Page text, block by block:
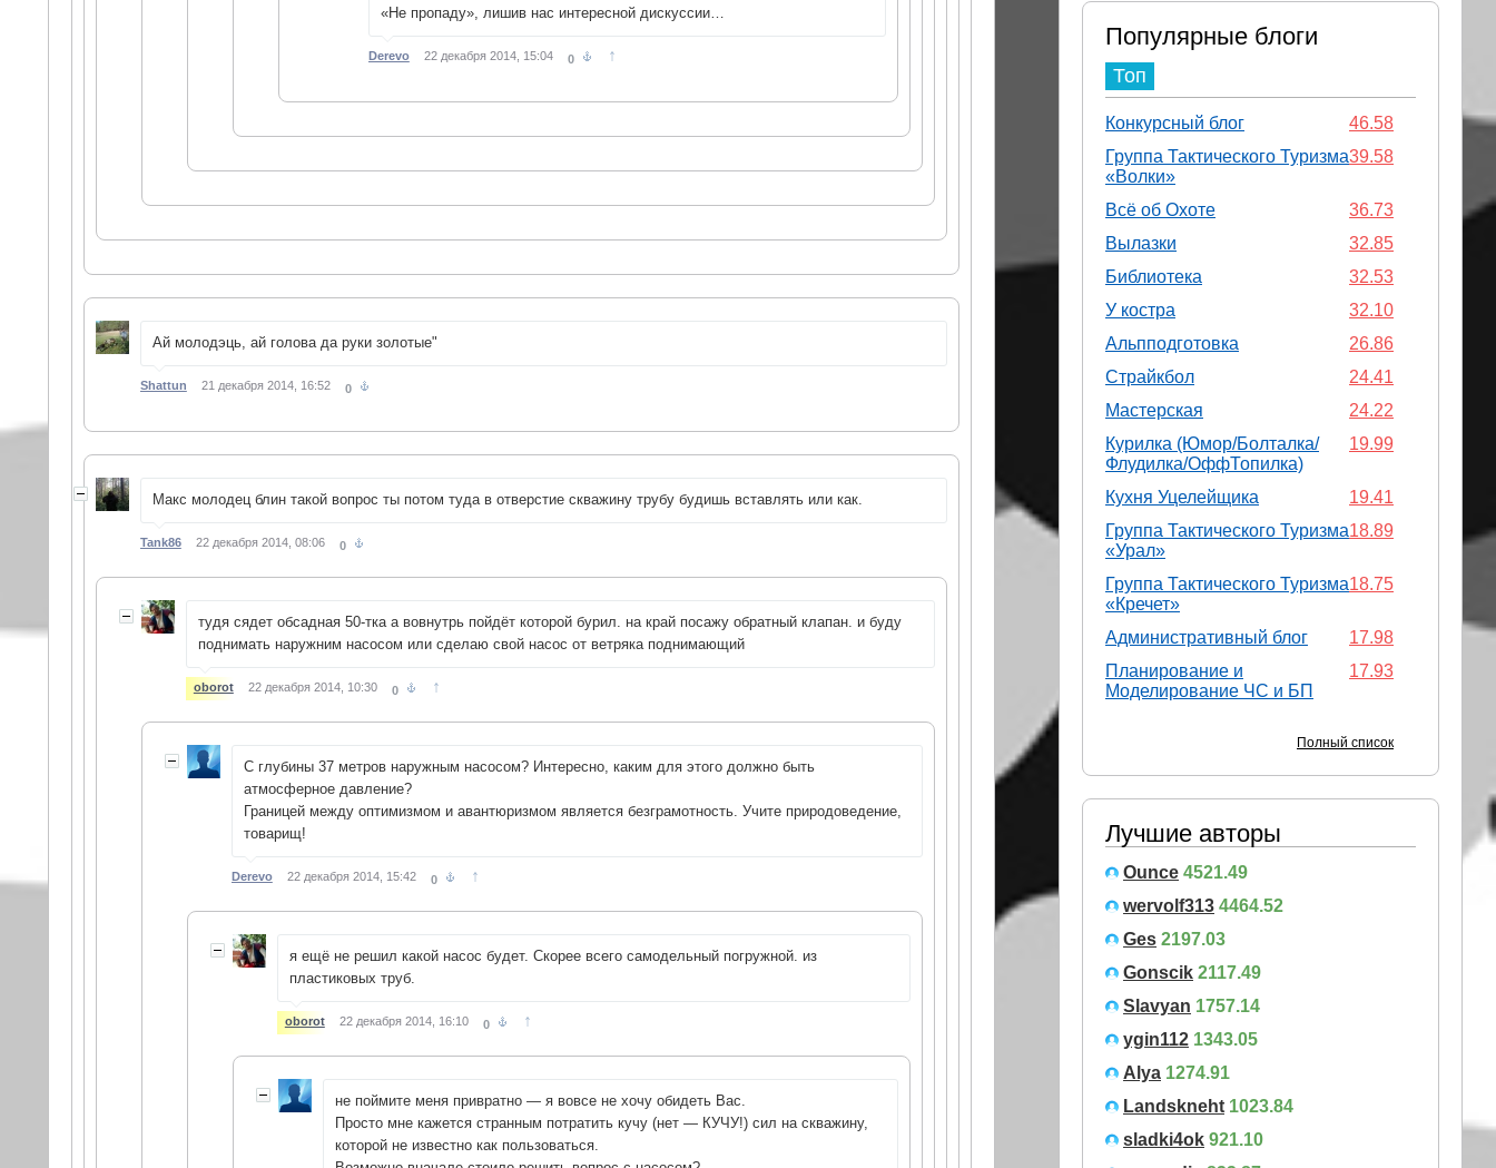
Популярные блоги
Топ
46.58
Конкурсный блог
39.58
Группа Тактического Туризма
«Волки»
36.73
Всё об Охоте
32.85
Вылазки
32.53
Библиотека
32.10
У костра
26.86
Альпподготовка
24.41
Страйкбол
24.22
Мастерская
19.99
Курилка (Юмор/Болталка/
Флудилка/ОффТопилка)
19.41
Кухня Уцелейщика
18.89
Группа Тактического Туризма
«Урал»
18.75
Группа Тактического Туризма
«Кречет»
17.98
Административный блог
17.93
Планирование и
Моделирование ЧС и БП
Полный список
Лучшие авторы
Ounce 4521.49
wervolf313 4464.52
Ges 2197.03
Gonscik 2117.49
Slavyan 1757.14
ygin112 1343.05
Alya 1274.91
Landskneht 1023.84
sladki4ok 921.10
«Не пропаду», лишив нас интересной дискуссии…
Derevo 22 декабря 2014, 15:04 0 ↑
Ай молодэць, ай голова да руки золотые"
Shattun 21 декабря 2014, 16:52 0
Макс молодец блин такой вопрос ты потом туда в отверстие скважину трубу будишь вставлять или как.
Tank86 22 декабря 2014, 08:06 0
тудя сядет обсадная 50-тка а вовнутрь пойдёт которой бурил. на край посажу обратный клапан. и буду
поднимать наружним насосом или сделаю свой насос от ветряка поднимающий
oborot 22 декабря 2014, 10:30 0 ↑
С глубины 37 метров наружным насосом? Интересно, каким для этого должно быть
атмосферное давление?
Границей между оптимизмом и авантюризмом является безграмотность. Учите природоведение,
товарищ!
Derevo 22 декабря 2014, 15:42 0 ↑
я ещё не решил какой насос будет. Скорее всего самодельный погружной. из
пластиковых труб.
oborot 22 декабря 2014, 16:10 0 ↑
не поймите меня привратно — я вовсе не хочу обидеть Вас.
Просто мне кажется странным потратить кучу (нет — КУЧУ!) сил на скважину,
которой не известно как пользоваться.